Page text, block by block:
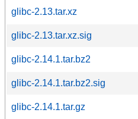
glibc-2.13.tar.xz
glibc-2.13.tar.xz.sig
glibc-2.14.1.tar.bz2
glibc-2.14.1.tar.bz2.sig
glibc-2.14.1.tar.gz